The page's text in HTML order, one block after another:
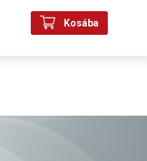
Kosába